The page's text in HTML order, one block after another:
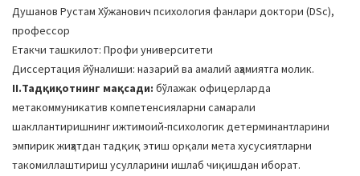
Душанов Рустам Хўжанович психология фанлари доктори (DSc),
профессор
Етакчи ташкилот: Профи университети
Диссертация йўналиши: назарий ва амалий аҳамиятга молик.
II.Тадқиқотнинг мақсади: бўлажак офицерларда
метакоммуникатив компетенсияларни самарали
шакллантиришнинг ижтимоий-психологик детерминантларини
эмпирик жиҳатдан тадқиқ этиш орқали мета хусусиятларни
такомиллаштириш усулларини ишлаб чиқишдан иборат.